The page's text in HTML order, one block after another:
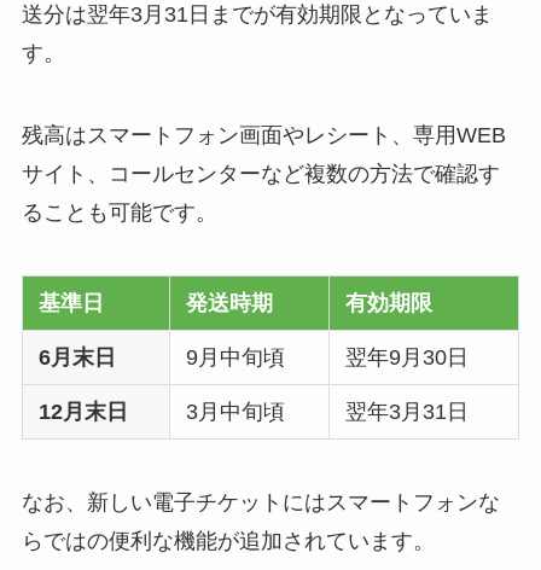
送分は翌年3月31日までが有効期限となっていま
す。
残高はスマートフォン画面やレシート、専用WEB
サイト、コールセンターなど複数の方法で確認す
ることも可能です。
基準日 発送時期 有効期限
6月末日 9月中旬頃 翌年9月30日
12月末日 3月中旬頃 翌年3月31日
なお、新しい電子チケットにはスマートフォンな
らではの便利な機能が追加されています。